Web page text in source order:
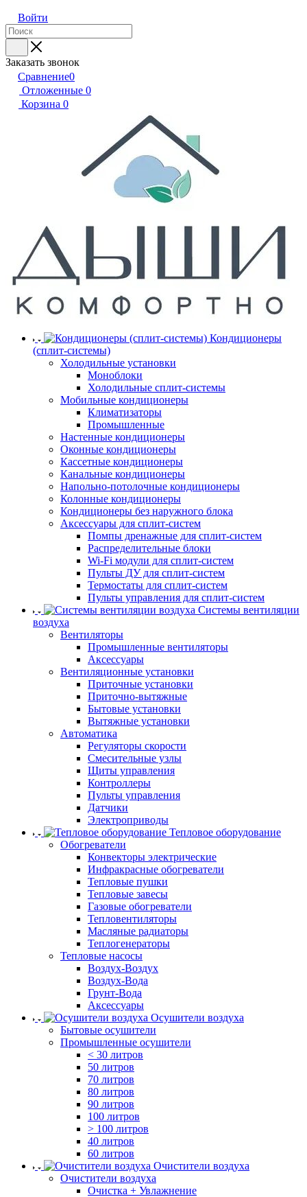
Войти
Заказать звонок
Сравнение0
Отложенные 0
Корзина 0
Кондиционеры
(сплит-системы)
Холодильные установки
Моноблоки
Холодильные сплит-системы
Мобильные кондиционеры
Климатизаторы
Промышленные
Настенные кондиционеры
Оконные кондиционеры
Кассетные кондиционеры
Канальные кондиционеры
Напольно-потолочные кондиционеры
Колонные кондиционеры
Кондиционеры без наружного блока
Аксессуары для сплит-систем
Помпы дренажные для сплит-систем
Распределительные блоки
Wi-Fi модули для сплит-систем
Пульты ДУ для сплит-систем
Термостаты для сплит-систем
Пульты управления для сплит-систем
Системы вентиляции
воздуха
Вентиляторы
Промышленные вентиляторы
Аксессуары
Вентиляционные установки
Приточные установки
Приточно-вытяжные
Бытовые установки
Вытяжные установки
Автоматика
Регуляторы скорости
Смесительные узлы
Щиты управления
Контроллеры
Пульты управления
Датчики
Электроприводы
Тепловое оборудование
Обогреватели
Конвекторы электрические
Инфракрасные обогреватели
Тепловые пушки
Тепловые завесы
Газовые обогреватели
Тепловентиляторы
Масляные радиаторы
Теплогенераторы
Тепловые насосы
Воздух-Воздух
Воздух-Вода
Грунт-Вода
Аксессуары
Осушители воздуха
Бытовые осушители
Промышленные осушители
< 30 литров
50 литров
70 литров
80 литров
90 литров
100 литров
> 100 литров
40 литров
60 литров
Очистители воздуха
Очистители воздуха
Очистка + Увлажнение